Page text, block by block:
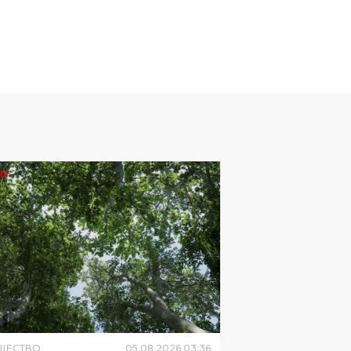
05.08.2026 03:36
сегодня без
возможно усиление